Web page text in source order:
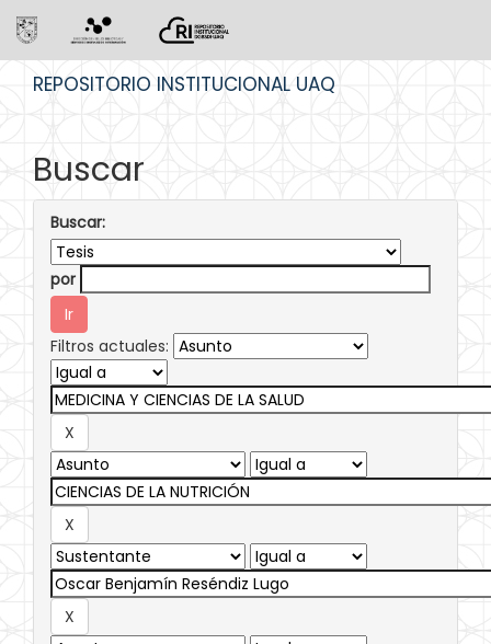
REPOSITORIO INSTITUCIONAL UAQ
Buscar
Buscar:
por
Filtros actuales: